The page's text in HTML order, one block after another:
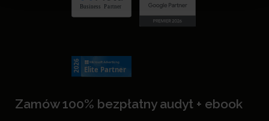
Zamów 100% bezpłatny audyt + ebook